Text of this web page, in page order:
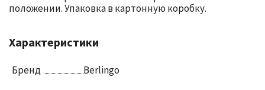
положении. Упаковка в картонную коробку.
Характеристики
Бренд Berlingo